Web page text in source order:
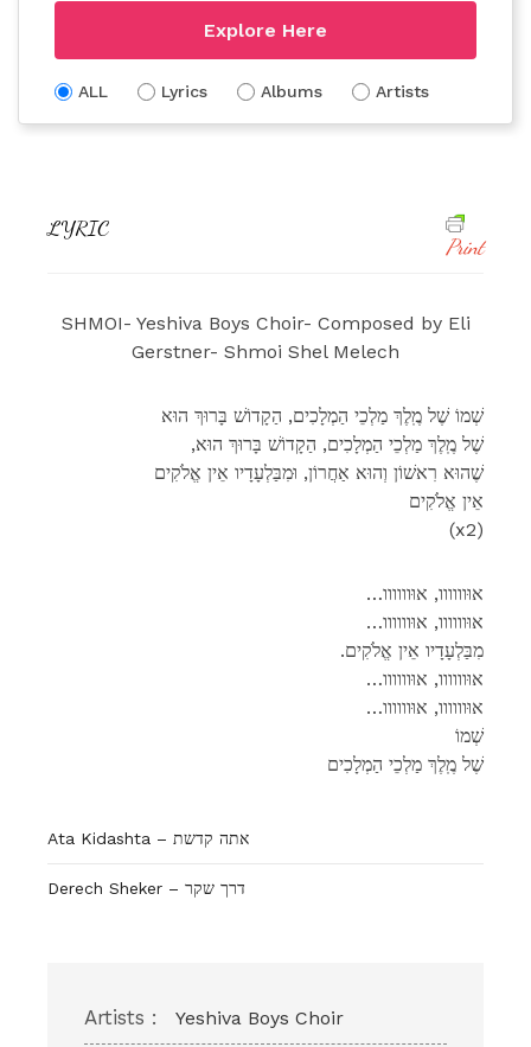
Explore Here
ALL Lyrics Albums Artists
LYRIC
Print
SHMOI- Yeshiva Boys Choir- Composed by Eli
Gerstner- Shmoi Shel Melech
שְׁמוֹ שֶׁל מֶֽלֶךְ מַלְכֵי הַמְלָכִים, הַקָדוֹשׁ בָּרוּךְ הוּא
,שֶׁל מֶֽלֶךְ מַלְכֵי הַמְלָכִים, הַקָדוֹשׁ בָּרוּךְ הוּא
שֶׁהוּא רִאשׁוֹן וְהוּא אַחֲרוֹן, וּמִבַּלְעָדָיו אֵין אֱלֹקִים
אֵין אֱלֹקִים
(x2)
…אוּוווווו, אוּוווווו
…אוּוווווו, אוּוווווו
.מִבַּלְעָדָיו אֵין אֱלֹקִים
…אוּוווווו, אוּוווווו
…אוּוווווו, אוּוווווו
שְׁמוֹ
שֶׁל מֶֽלֶךְ מַלְכֵי הַמְלָכִים
Ata Kidashta – אתה קדשת
Derech Sheker – דרך שקר
Artists : Yeshiva Boys Choir